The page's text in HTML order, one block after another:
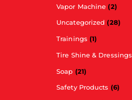
Vapor Machine (2)
Uncategorized (28)
Trainings (1)
Tire Shine & Dressings
Soap (21)
Safety Products (6)